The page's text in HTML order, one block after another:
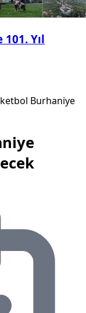
Yıl
Burhaniye